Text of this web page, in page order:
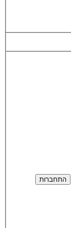
התחברות